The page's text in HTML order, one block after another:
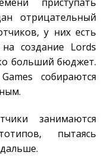
отрицательный
у них есть
создание Lords
больший бюджет.
собираются
занимаются
пытаясь